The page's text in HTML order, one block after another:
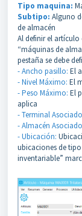
Tipo maquina:
Subtipo: Alguno
de almacén
Al definir el
“máquinas de
pestaña se debe
- Ancho pasillo: El
- Nivel Máximo: El
- Peso Máximo: El
aplica
- Terminal
- Almacén
- Ubicación:
ubicaciones de
inventariable”